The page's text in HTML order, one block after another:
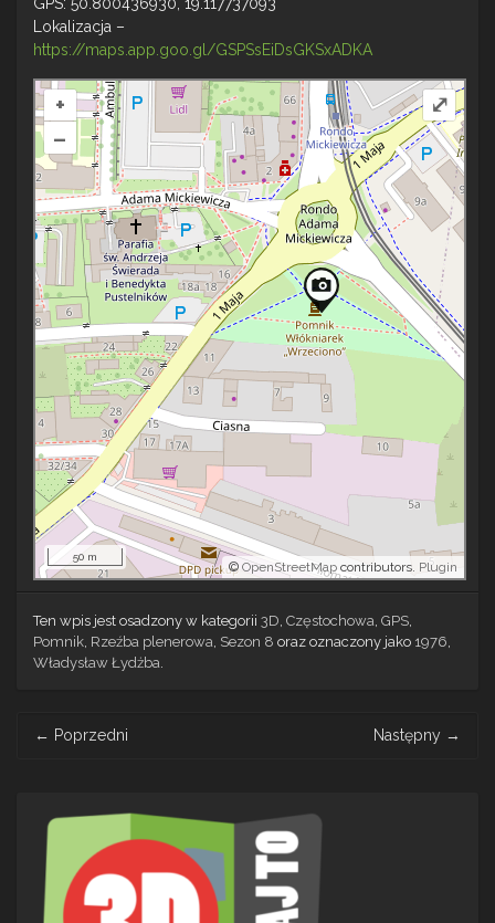
Lokalizacja –
https://maps.app.goo.gl/GSPSsEiDsGKSxADKA
+
–
© OpenStreetMap contributors. Plugin
50 m
⤢
Ten wpis jest osadzony w kategorii 3D Częstochowa GPS
Pomnik Rzeźba plenerowa Sezon 8 oraz oznaczony jako 1976
Władysław Łydżba
navigation
← Poprzedni Następny →